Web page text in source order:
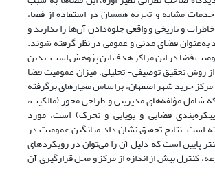
خدمات مشابه و تجربه همسان در استفاده از فضا،
و تاریخی و واقعی جلوه‌دادن آن‌ها را ندارند و
به‌عنوان فضای مدنی و عمومی در نظر گرفته شوند.
فضا در این مراکز هدف این پژوهش است. بدین
از روش تحقیق توصیفی- تحلیلی، میزان عمومیت فضا
خرید شهر اصفهان، براساس معیارهای برگرفته
شامل مؤلفه‌های مدیریتی و طراحی محور (مالکیت،
فضایی و پویایی و تحرک) است، مورد
است. نتایج تحقیق نشان داد میانگین عمومیت در
پایین است که دلیل آن را می‌توان در رویکردهای
کنترل بیش از اندازه از مرکز و محل قرارگیری آن